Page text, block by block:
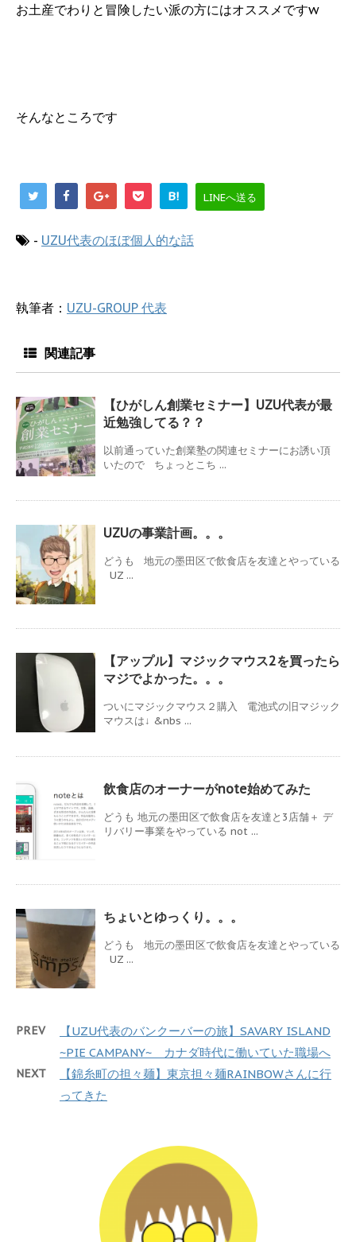
お土産でわりと冒険したい派の方にはオススメですw
そんなところです
B! LINEへ送る
- UZU代表のほぼ個人的な話
執筆者： UZU-GROUP 代表
関連記事
【ひがしん創業セミナー】UZU代表が最
近勉強してる？？
以前通っていた創業塾の関連セミナーにお誘い頂
いたので ちょっとこち ...
UZUの事業計画。。。
どうも 地元の墨田区で飲食店を友達とやっている
UZ ...
【アップル】マジックマウス2を買ったら
マジでよかった。。。
ついにマジックマウス２購入 電池式の旧マジック
マウスは↓ &nbs ...
飲食店のオーナーがnote始めてみた
どうも 地元の墨田区で飲食店を友達と3店舗＋ デ
リバリー事業をやっている not ...
ちょいとゆっくり。。。
どうも 地元の墨田区で飲食店を友達とやっている
UZ ...
PREV
【UZU代表のバンクーバーの旅】SAVARY ISLAND
~PIE CAMPANY~ カナダ時代に働いていた職場へ
NEXT
【錦糸町の担々麺】東京担々麺RAINBOWさんに行
ってきた